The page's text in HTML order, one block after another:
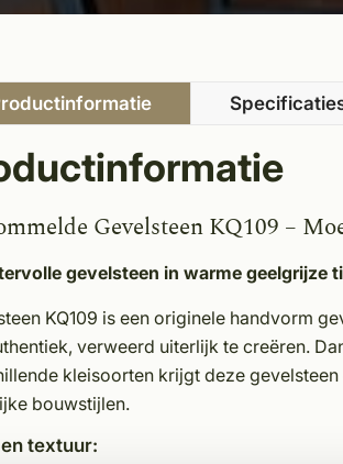
Gevelsteen KQ109 –
gevelsteen in warme geelgrijze
KQ109 is een originele handvorm
verweerd uiterlijk te creëren.
kleisoorten krijgt deze
bouwstijlen.
textuur: